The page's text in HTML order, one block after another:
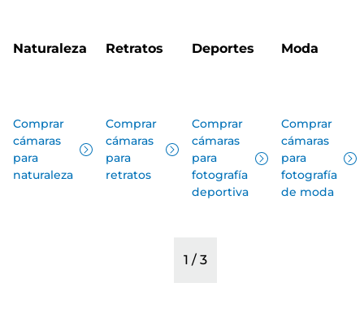
Naturaleza
Comprar
cámaras
para
naturaleza
Retratos
Comprar
cámaras
para
retratos
Deportes
Comprar
cámaras
para
fotografía
deportiva
Moda
Comprar
cámaras
para
fotografía
de moda
1 / 3